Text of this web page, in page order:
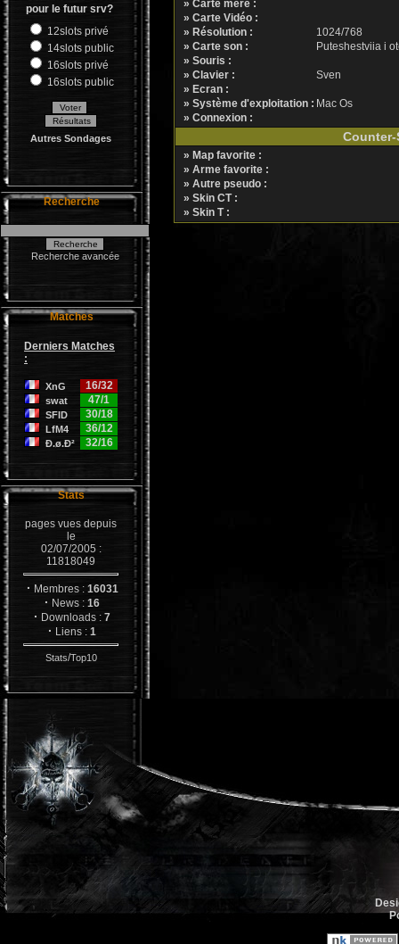
pour le futur srv?
12slots privé
14slots public
16slots privé
16slots public
Autres Sondages
Recherche
Recherche avancée
Matches
Derniers Matches
:
XnG 16/32
swat 47/1
SFID 30/18
LfM4 36/12
Ð.ø.Ð² 32/16
Stats
pages vues depuis
le
02/07/2005 :
11818049
· Membres : 16031
· News : 16
· Downloads : 7
· Liens : 1
Stats/Top10
» Carte mère :
» Carte Vidéo :
» Résolution :
1024/768
» Carte son :
Puteshestviia i
» Souris :
» Clavier :
Sven
» Ecran :
» Système d'exploitation : Mac Os
» Connexion :
Counter-
» Map favorite :
» Arme favorite :
» Autre pseudo :
» Skin CT :
» Skin T :